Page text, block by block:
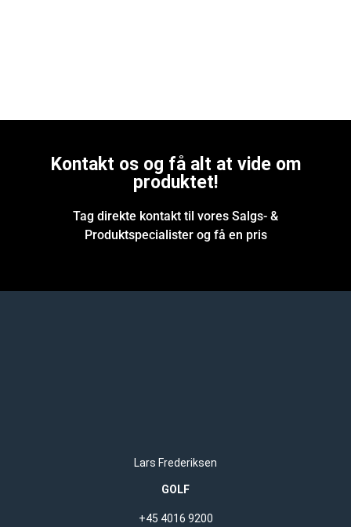
Kontakt os og få alt at vide om
produktet!
Tag direkte kontakt til vores Salgs- &
Produktspecialister og få en pris
Lars Frederiksen
GOLF
+45 4016 9200